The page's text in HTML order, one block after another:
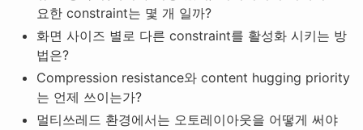
요한 constraint는 몇 개 일까?
화면 사이즈 별로 다른 constraint를 활성화 시키는 방
법은?
Compression resistance와 content hugging priority
는 언제 쓰이는가?
멀티쓰레드 환경에서는 오토레이아웃을 어떻게 써야